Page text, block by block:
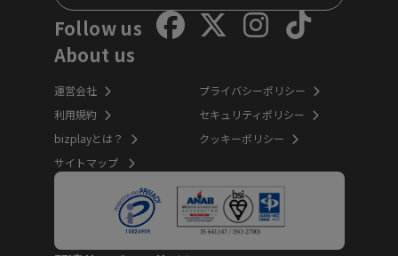
Follow us
About us
運営会社
利用規約
bizplayとは？
サイトマップ
プライバシーポリシー
セキュリティポリシー
クッキーポリシー